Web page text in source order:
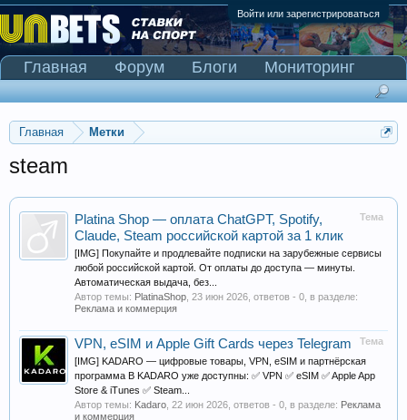
Войти или зарегистрироваться
Главная Метки
steam
Тема
Platina Shop — оплата ChatGPT, Spotify,
Claude, Steam российской картой за 1 клик
[IMG] Покупайте и продлевайте подписки на зарубежные сервисы
любой российской картой. От оплаты до доступа — минуты.
Автоматическая выдача, без...
Автор темы: PlatinaShop 23 июн 2026 , ответов - 0, в разделе:
Реклама и коммерция
Тема
VPN, eSIM и Apple Gift Cards через Telegram
[IMG] KADARO — цифровые товары, VPN, eSIM и партнёрская
программа В KADARO уже доступны: ✅ VPN ✅ eSIM ✅ Apple App
Store & iTunes ✅ Steam...
Автор темы: Kadaro 22 июн 2026 , ответов - 0, в разделе: Реклама
и коммерция
Главная Форум Блоги
Мониторинг
Сканер Pinnacle